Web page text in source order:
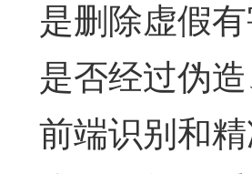
是删除虚假
是否经过伪
前端识别和